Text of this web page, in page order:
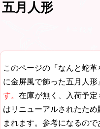
五月人形
このページの『なんと蛇
に金屏風で飾った五月人形
す。 在庫が無く、入荷予定
はリニューアルされたた
まれます。参考になるの